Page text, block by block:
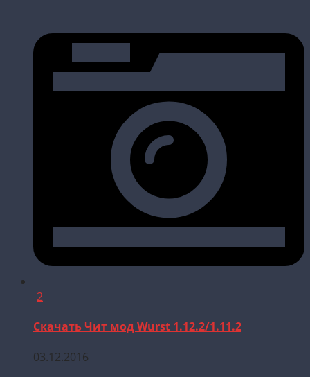
2
Скачать Чит мод Wurst 1.12.2/1.11.2
03.12.2016